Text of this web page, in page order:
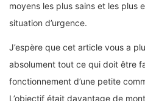
moyens les plus sains et les plus
situation d’urgence.
J’espère que cet article vous a
absolument tout ce qui doit être
fonctionnement d’une petite
L’objectif était davantage de